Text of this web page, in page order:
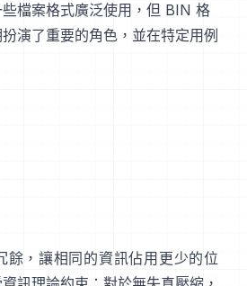
檔案格式廣泛使用，但 BIN 格
演了重要的角色，並在特定用例
餘，讓相同的資訊佔用更少的位